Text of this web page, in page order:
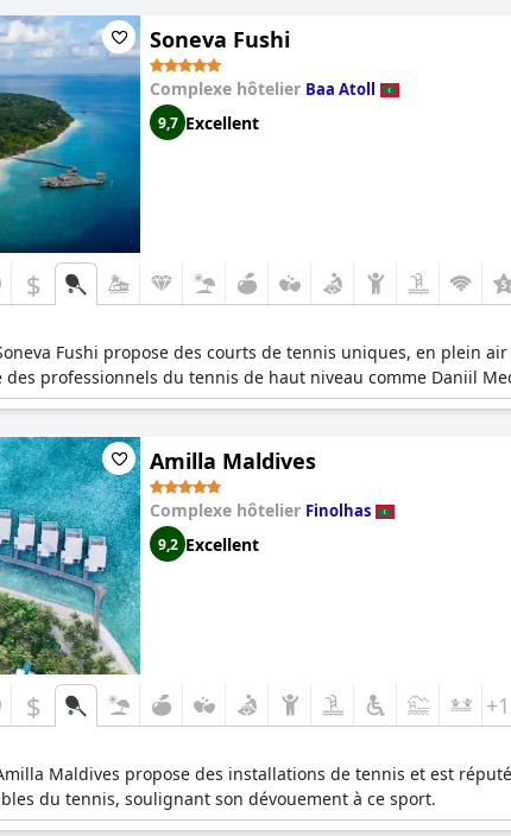
Soneva Fushi
Complexe hôtelier Baa Atoll
9,7 Excellent
$
Fushi propose des courts de tennis uniques, en plein
des professionnels du tennis de haut niveau comme Daniil
Amilla Maldives
Complexe hôtelier Finolhas
9,2 Excellent
$
Maldives propose des installations de tennis et est
du tennis, soulignant son dévouement à ce sport.